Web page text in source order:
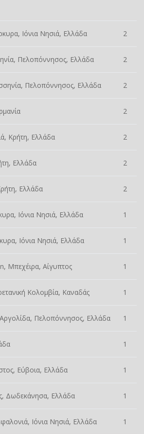
Ιόνια Νησιά, Ελλάδα 2
Πελοπόννησος, Ελλάδα 2
Πελοπόννησος, Ελλάδα 2
2
Κρήτη, Ελλάδα 2
Ελλάδα 2
Ελλάδα 2
Ιόνια Νησιά, Ελλάδα 1
Ιόνια Νησιά, Ελλάδα 1
Μπεχέιρα, Αίγυπτος 1
Κολομβία, Καναδάς 1
Πελοπόννησος, Ελλάδα 1
1
Εύβοια, Ελλάδα 1
Δωδεκάνησα, Ελλάδα 1
Ιόνια Νησιά, Ελλάδα 1